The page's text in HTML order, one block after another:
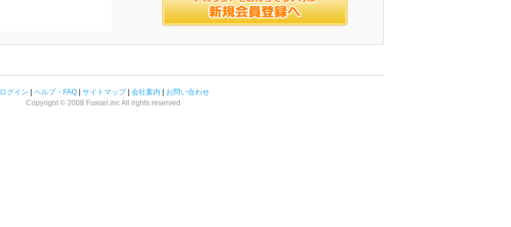
ログイン ヘルプ・FAQ| サイトマップ| 会社案内
お問い合わせ
Copyright © 2008 Fuwari.inc All rights reserved.